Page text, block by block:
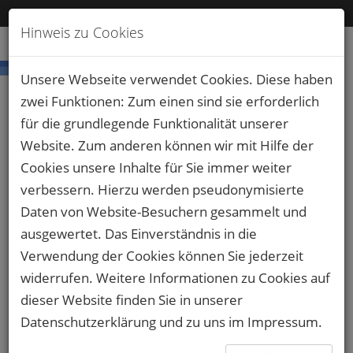
+49 711 6868 9590 info@techni-translate.de Login ANFRAGE
Übersetzungsfehler mit
Folgen – der Preis für
Ungenauigkeit
17.01.2025 | Fachübersetzung
Hinweis zu Cookies
Unsere Webseite verwendet Cookies. Diese haben
zwei Funktionen: Zum einen sind sie erforderlich
für die grundlegende Funktionalität unserer
Website. Zum anderen können wir mit Hilfe der
Cookies unsere Inhalte für Sie immer weiter
verbessern. Hierzu werden pseudonymisierte
Daten von Website-Besuchern gesammelt und
ausgewertet. Das Einverständnis in die
Verwendung der Cookies können Sie jederzeit
widerrufen. Weitere Informationen zu Cookies auf
dieser Website finden Sie in unserer
Datenschutzerklärung und zu uns im Impressum.